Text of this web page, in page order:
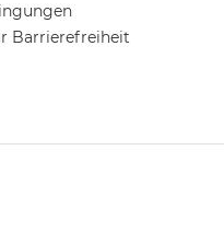
Barrierefreiheit